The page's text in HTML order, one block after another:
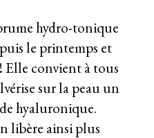
hydro-tonique
le printemps et
Elle convient à tous
sur la peau un
hyaluronique.
libère ainsi plus